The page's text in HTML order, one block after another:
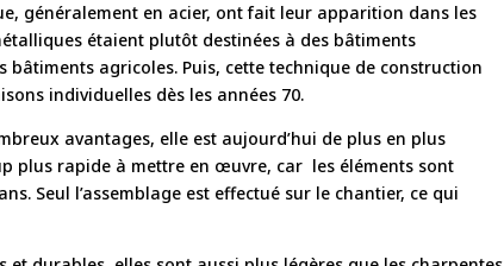
généralement en acier, ont fait leur apparition dans les
étaient plutôt destinées à des bâtiments
bâtiments agricoles. Puis, cette technique de construction
individuelles dès les années 70.
avantages, elle est aujourd’hui de plus en plus
plus rapide à mettre en œuvre, car les éléments sont
Seul l’assemblage est effectué sur le chantier, ce qui